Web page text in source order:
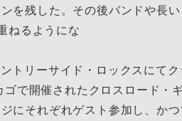
を残した。その後バンドや⻑
ねるようにな
トリーサイド・ロックスにてク
で開催されたクロスロード・
にそれぞれゲスト参加し、か